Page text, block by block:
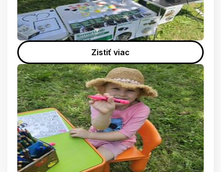
Zistiť viac